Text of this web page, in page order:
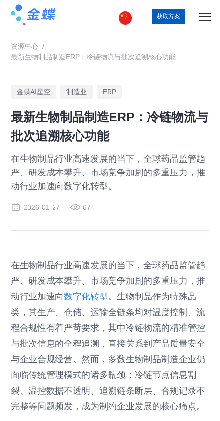
获取方案
资源中心 /
最新生物制品制造ERP：冷链物流与批次追溯核心功能
金蝶AI星空 制造业 ERP
最新生物制品制造ERP：冷链物流与
批次追溯核心功能
在生物制品行业高速发展的当下，全球药品监管趋
严、研发成本攀升、市场竞争加剧的多重压力，推
动行业加速向数字化转型。
2026-01-27 67
在生物制品行业高速发展的当下，全球药品监管趋
严、研发成本攀升、市场竞争加剧的多重压力，推
动行业加速向数字化转型 。生物制品作为特殊品
类，其生产、仓储、运输全链条均对温度控制、流
程合规性有着严苛要求，其中冷链物流的精准管控
与批次信息的全程追溯，直接关系到产品质量安全
与企业合规经营。然而，多数生物制品制造企业仍
面临传统管理模式的诸多瓶颈：冷链节点信息割
裂、温控数据不透明、追溯链条断层、合规记录不
完整等问题频发，成为制约企业发展的核心痛点。